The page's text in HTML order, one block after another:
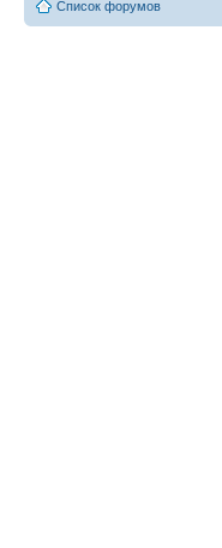
Список форумов